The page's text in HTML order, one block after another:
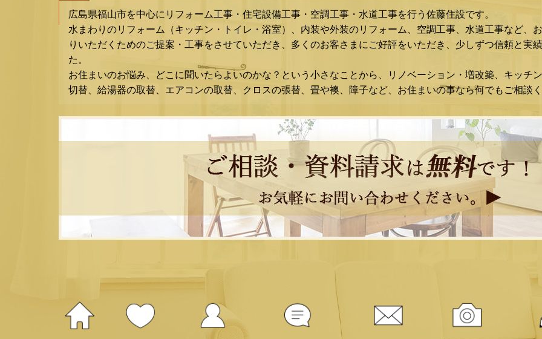
広島県福山市を中心にリフォーム工事・住宅設備工事・空調工事・水道工事を行う佐藤住設です。
水まわりのリフォーム（キッチン・トイレ・浴室）、内装や外装のリフォーム、空調工事、水道工事など、
りいただくためのご提案・工事をさせていただき、多くのお客さまにご好評をいただき、少しずつ信頼と実
た。
お住まいのお悩み、どこに聞いたらよいのかな？という小さなことから、リノベーション・増改築、キッチ
切替、給湯器の取替、エアコンの取替、クロスの張替、畳や襖、障子など、お住まいの事なら何でもご相談